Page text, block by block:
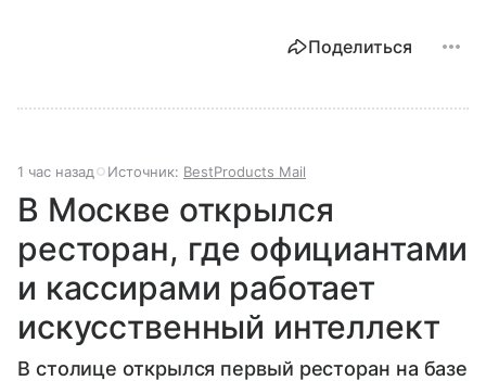
Поделиться
1 час назад Источник: BestProducts Mail
В Москве открылся
ресторан, где официантами
и кассирами работает
искусственный интеллект
В столице открылся первый ресторан на базе